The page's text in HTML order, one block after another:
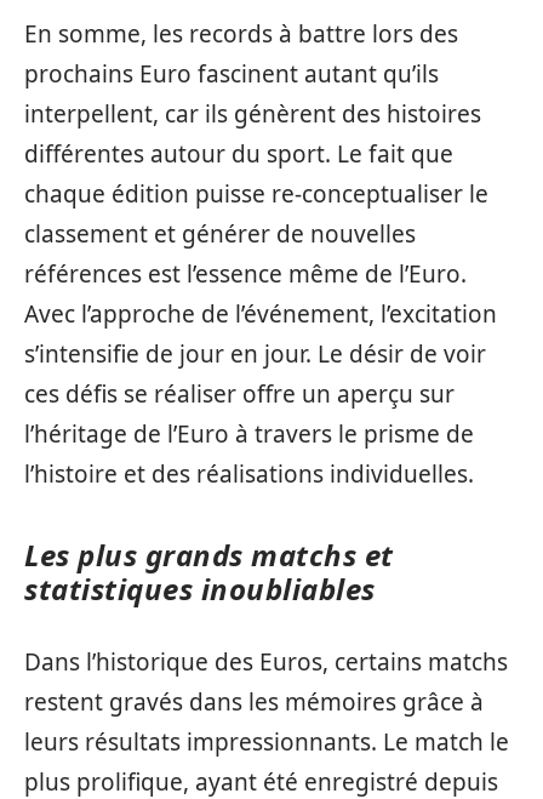
En somme, les records à battre lors des
prochains Euro fascinent autant qu’ils
interpellent, car ils génèrent des histoires
différentes autour du sport. Le fait que
chaque édition puisse re-conceptualiser le
classement et générer de nouvelles
références est l’essence même de l’Euro.
Avec l’approche de l’événement, l’excitation
s’intensifie de jour en jour. Le désir de voir
ces défis se réaliser offre un aperçu sur
l’héritage de l’Euro à travers le prisme de
l’histoire et des réalisations individuelles.
Les plus grands matchs et
statistiques inoubliables
Dans l’historique des Euros, certains matchs
restent gravés dans les mémoires grâce à
leurs résultats impressionnants. Le match le
plus prolifique, ayant été enregistré depuis